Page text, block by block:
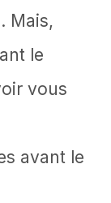
Mais,
le
vous
avant le